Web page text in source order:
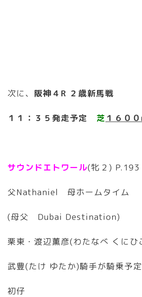
次に、 阪神４R ２歳新馬戦
１１：３５発走予定 芝 １６０
サウンドエトワール(牝２) P.193
父Nathaniel 母ホームタイム
(母父 Dubai Destination)
栗東・渡辺薫彦(わたなべ くにひ
武豊(たけ ゆたか)騎手が騎乗予定
初仔